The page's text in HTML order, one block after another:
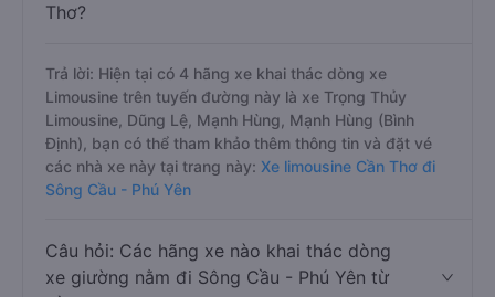
Thơ?
Trả lời: Hiện tại có 4 hãng xe khai thác dòng xe
Limousine trên tuyến đường này là xe Trọng Thủy
Limousine, Dũng Lệ, Mạnh Hùng, Mạnh Hùng (Bình
Định), bạn có thể tham khảo thêm thông tin và đặt vé
các nhà xe này tại trang này: Xe limousine Cần Thơ đi
Sông Cầu - Phú Yên
Câu hỏi: Các hãng xe nào khai thác dòng
xe giường nằm đi Sông Cầu - Phú Yên từ